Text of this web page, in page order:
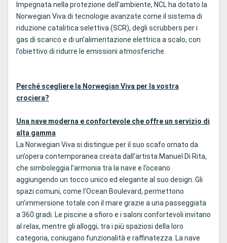
Impegnata nella protezione dell’ambiente, NCL ha dotato la
Norwegian Viva di tecnologie avanzate come il sistema di
riduzione catalitica selettiva (SCR), degli scrubbers per i
gas di scarico e di un’alimentazione elettrica a scalo, con
l’obiettivo di ridurre le emissioni atmosferiche.
Perché scegliere la Norwegian Viva per la vostra
crociera?
Una nave moderna e confortevole che offre un servizio di
alta gamma
La Norwegian Viva si distingue per il suo scafo ornato da
un’opera contemporanea creata dall’artista Manuel Di Rita,
che simboleggia l’armonia tra la nave e l’oceano
aggiungendo un tocco unico ed elegante al suo design. Gli
spazi comuni, come l’Ocean Boulevard, permettono
un’immersione totale con il mare grazie a una passeggiata
a 360 gradi. Le piscine a sfioro e i saloni confortevoli invitano
al relax, mentre gli alloggi, tra i più spaziosi della loro
categoria, coniugano funzionalità e raffinatezza. La nave